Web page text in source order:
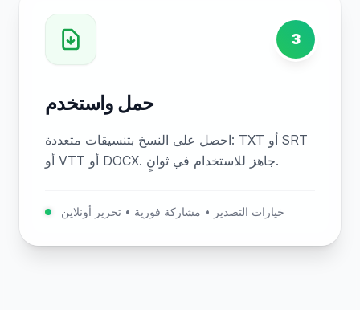
3
حمل واستخدم
احصل على النسخ بتنسيقات متعددة: TXT أو SRT
أو VTT أو DOCX. جاهز للاستخدام في ثوانٍ.
خيارات التصدير • مشاركة فورية • تحرير أونلاين